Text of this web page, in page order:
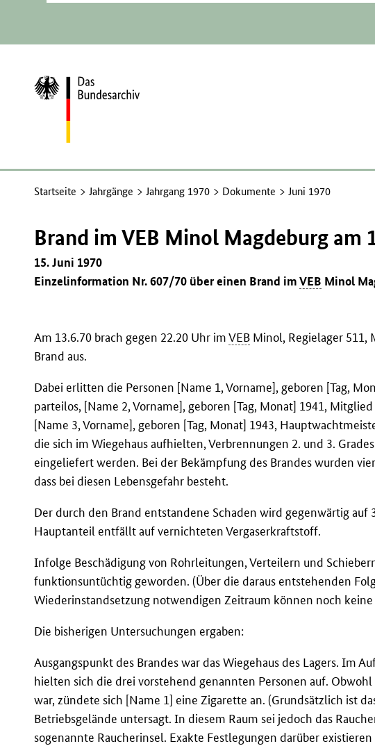
Zur
Startseite
Startseite Jahrgänge Jahrgang 1970 Dokumente Juni 1970
Brand im VEB Minol Magdeburg am
15. Juni 1970
Einzelinformation Nr. 607/70 über einen Brand imVEB Minol
Am 13.6.70 brach gegen 22.20 Uhr imVEB Minol, Regielager 511,
Brand aus.
Dabei erlitten die Personen [Name 1, Vorname], geboren [Tag,
parteilos, [Name 2, Vorname], geboren [Tag, Monat] 1941,
[Name 3, Vorname], geboren [Tag, Monat] 1943,
die sich im Wiegehaus aufhielten, Verbrennungen 2. und 3.
eingeliefert werden. Bei der Bekämpfung des Brandes wurden
dass bei diesen Lebensgefahr besteht.
Der durch den Brand entstandene Schaden wird gegenwärtig auf
Hauptanteil entfällt auf vernichteten Vergaserkraftstoff.
Infolge Beschädigung von Rohrleitungen, Verteilern und
funktionsuntüchtig geworden. (Über die daraus entstehenden
Wiederinstandsetzung notwendigen Zeitraum können noch
Die bisherigen Untersuchungen ergaben:
Ausgangspunkt des Brandes war das Wiegehaus des Lagers. Im
hielten sich die drei vorstehend genannten Personen auf.
war, zündete sich [Name 1] eine Zigarette an. (Grundsätzlich ist
Betriebsgelände untersagt. In diesem Raum sei jedoch das
sogenannte Raucherinsel. Exakte Festlegungen darüber